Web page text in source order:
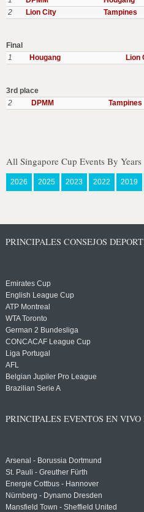
2
Lion City Tampines
Final
1
Hougang Lion
3rd place
2
DPMM Tampines
All Singapore Cup Events By Years
2026 2025 2023 2022 2019
PRINCIPALES CONSEJOS
Emirates Cup
English League Cup
ATP Montreal
WTA Toronto
German 2 Bundesliga
CONCACAF League Cup
Liga Portugal
AFL
Belgian Jupiler Pro League
Brazilian Serie A
PRINCIPALES EVENTOS EN VIVO
Arsenal - Borussia Dortmund
St. Pauli - Greuther Fürth
Energie Cottbus - Hannover
Nürnberg - Dynamo Dresden
Mansfield Town - Sheffield United